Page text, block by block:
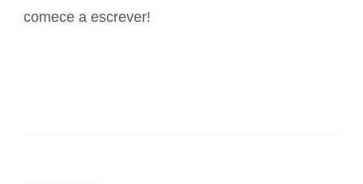
comece a escrever!